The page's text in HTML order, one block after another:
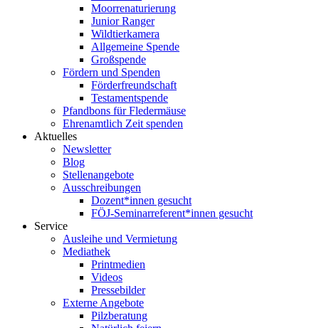
Moorrenaturierung
Junior Ranger
Wildtierkamera
Allgemeine Spende
Großspende
Fördern und Spenden
Förderfreundschaft
Testamentspende
Pfandbons für Fledermäuse
Ehrenamtlich Zeit spenden
Aktuelles
Newsletter
Blog
Stellenangebote
Ausschreibungen
Dozent*innen gesucht
FÖJ-Seminarreferent*innen gesucht
Service
Ausleihe und Vermietung
Mediathek
Printmedien
Videos
Pressebilder
Externe Angebote
Pilzberatung